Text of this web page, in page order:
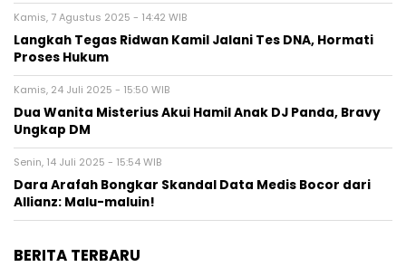
Kamis, 7 Agustus 2025 - 14:42 WIB
Langkah Tegas Ridwan Kamil Jalani Tes DNA, Hormati
Proses Hukum
Kamis, 24 Juli 2025 - 15:50 WIB
Dua Wanita Misterius Akui Hamil Anak DJ Panda, Bravy
Ungkap DM
Senin, 14 Juli 2025 - 15:54 WIB
Dara Arafah Bongkar Skandal Data Medis Bocor dari
Allianz: Malu-maluin!
BERITA TERBARU